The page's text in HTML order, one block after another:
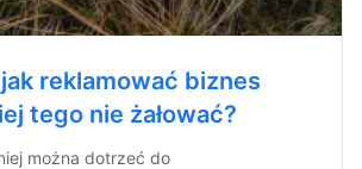
reklamować biznes
tego nie żałować?
można dotrzeć do